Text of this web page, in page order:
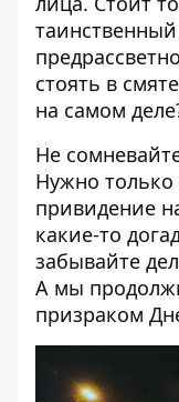
таинственный
стоять в
на самом
Не
Нужно только
привидение
какие-то
забывайте
А мы
призраком